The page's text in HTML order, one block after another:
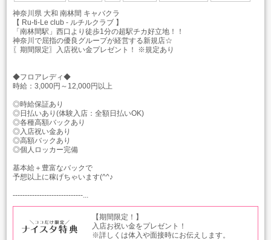
神奈川県 大和 南林間 キャバクラ
【 Ru-ti-Le club - ルチルクラブ 】
「南林間駅」西口より徒歩1分の超駅チカ好立地！！
神奈川で屈指の優良グループが経営する新規店☆
〖期間限定〗入店祝い金プレゼント！ ※規定あり
◆フロアレディ◆
時給：3,000円～12,000円以上
◎時給保証あり
◎日払いあり(体験入店：全額日払いOK)
◎各種高額バックあり
◎入店祝い金あり
◎高額バックあり
◎個人ロッカー完備
基本給＋豊富なバックで
予想以上に稼げちゃいます(^^♪
-----------------------------...
【期間限定！】
入店お祝い金をプレゼント！
※詳しくは体入や面接時にお伝えします。